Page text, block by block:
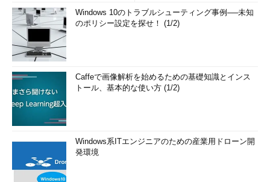
Windows 10のトラブルシューティング事例──未知
のポリシー設定を探せ！ (1/2)
Caffeで画像解析を始めるための基礎知識とインス
トール、基本的な使い方 (1/2)
Windows系ITエンジニアのための産業用ドローン開
発環境